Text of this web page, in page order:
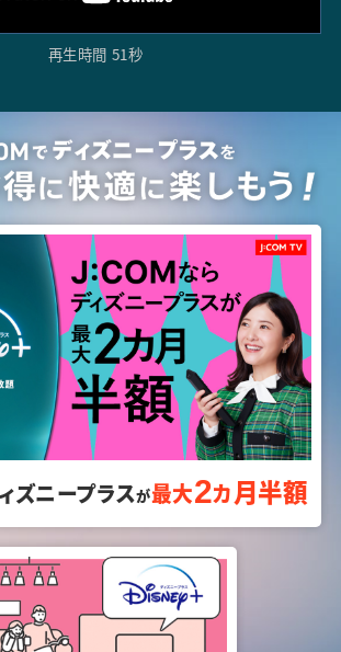
再生時間 51秒
ズニープラスが最大2カ月半額